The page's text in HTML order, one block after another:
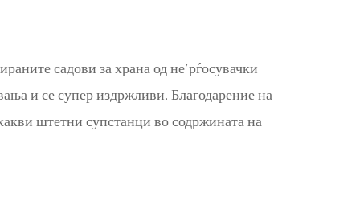
садови за храна од не’рѓосувачки
и се супер издржливи. Благодарение на
штетни супстанци во содржината на